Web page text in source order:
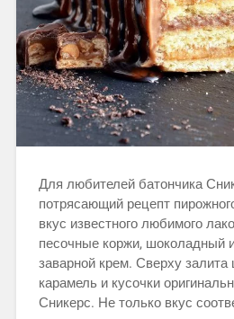
Для любителей батончика
потрясающий рецепт
вкус известного любимого
песочные коржи, шоколадный
заварной крем. Сверху залита
карамель и кусочки
Сникерс. Не только вкус